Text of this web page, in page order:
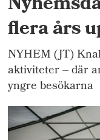
flera års
NYHEM (JT)
aktiviteter – där
yngre besökarna